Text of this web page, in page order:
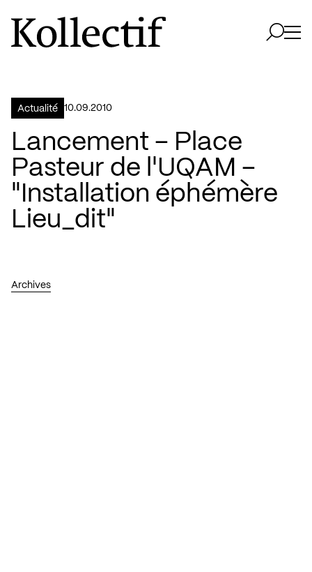
Aller à la page d'accueil
Logo Kollectif
Actualité 10.09.2010
Lancement – Place
Pasteur de l'UQAM –
"Installation éphémère
Lieu_dit"
Archives